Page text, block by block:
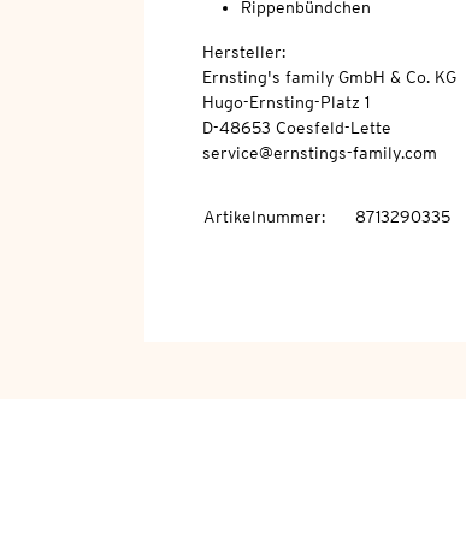
Rippenbündchen
Hersteller:
Ernsting's family GmbH & Co. KG
Hugo-Ernsting-Platz 1
D-48653 Coesfeld-Lette
service@ernstings-family.com
Artikelnummer: 8713290335